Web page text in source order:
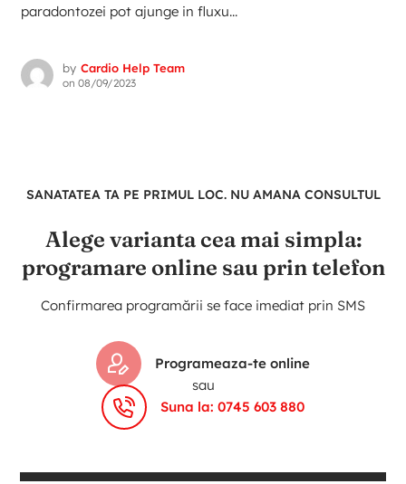
paradontozei pot ajunge in fluxu...
by Cardio Help Team
on 08/09/2023
SANATATEA TA PE PRIMUL LOC. NU AMANA CONSULTUL
Alege varianta cea mai simpla:
programare online sau prin telefon
Confirmarea programării se face imediat prin SMS
Programeaza-te online
sau
Suna la: 0745 603 880